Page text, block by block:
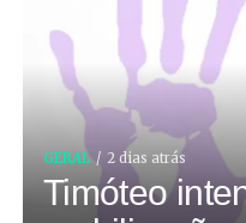
GERAL 2 dias atrás
Timóteo